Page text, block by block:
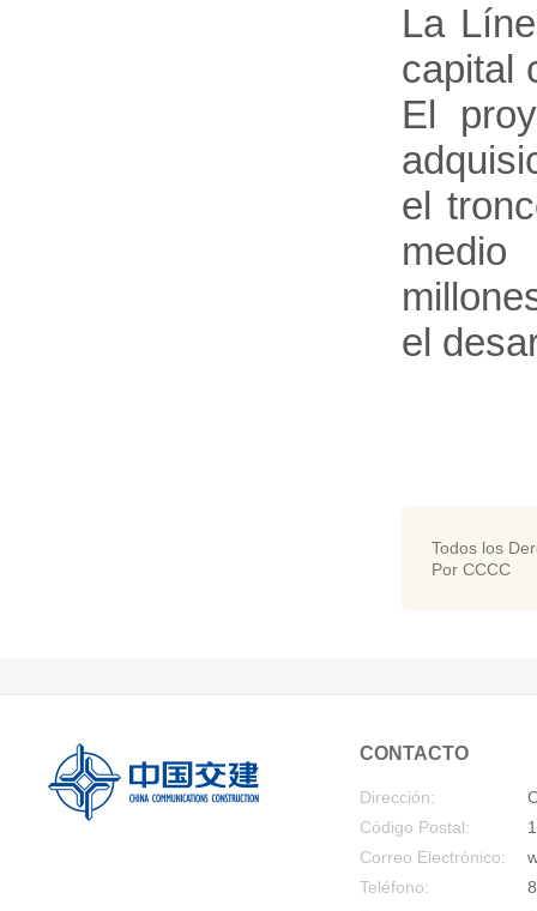
La
capital
El
el
medio
el
Todos los
Por CCCC
CONTACTO
Dirección:
Código Postal:
Correo Electrónico:
Teléfono: